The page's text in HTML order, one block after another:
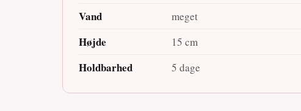
Vand meget
Højde 15 cm
Holdbarhed 5 dage